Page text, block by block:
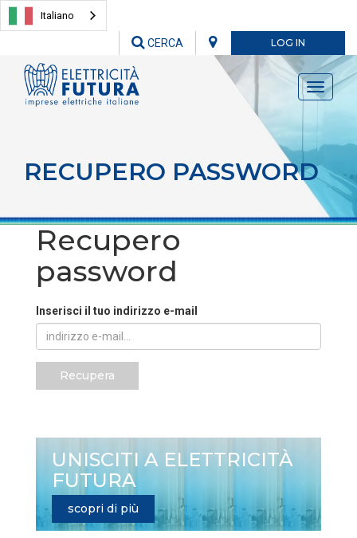
Italiano
LOG IN
CERCA
Toggle
RECUPERO PASSWORD
Recupero
password
Inserisci il tuo indirizzo e-mail
Recupera
UNISCITI A ELETTRICITÀ
FUTURA
scopri di più